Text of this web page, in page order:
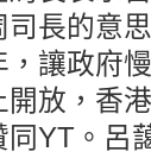
司長的意
，讓政府
開放，香
同YT。呂